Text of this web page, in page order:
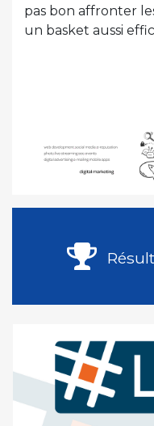
pas bon affronter
un basket aussi